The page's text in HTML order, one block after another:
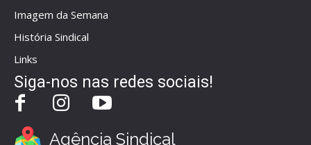
Imagem da Semana
História Sindical
Links
Siga-nos nas redes sociais!
Agência Sindical